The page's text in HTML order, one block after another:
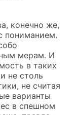
конечно же,
пониманием.
мерам. И
в таких
не столь
не считая
варианты
в спешном